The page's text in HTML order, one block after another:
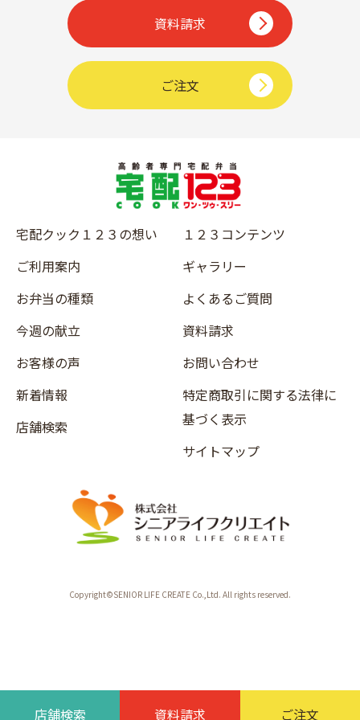
店舗検索 資料請求 ご注文
資料請求
ご注文
宅配クック１２３の想い
ご利用案内
お弁当の種類
今週の献立
お客様の声
新着情報
店舗検索
１２３コンテンツ
ギャラリー
よくあるご質問
資料請求
お問い合わせ
特定商取引に関する法律に
基づく表示
サイトマップ
Copyright©SENIOR LIFE CREATE Co.,Ltd. All rights reserved.